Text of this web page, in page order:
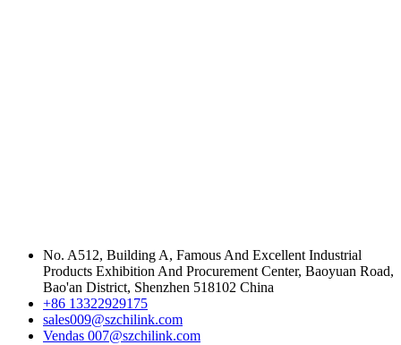
No. A512, Building A, Famous And Excellent Industrial
Products Exhibition And Procurement Center, Baoyuan Road,
Bao'an District, Shenzhen 518102 China
+86 13322929175
sales009@szchilink.com
Vendas 007@szchilink.com